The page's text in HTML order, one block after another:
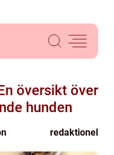
översikt över
hunden
redaktionel